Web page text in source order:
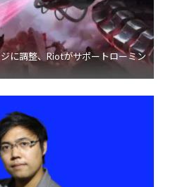
に調整、Riotがサポートローミン